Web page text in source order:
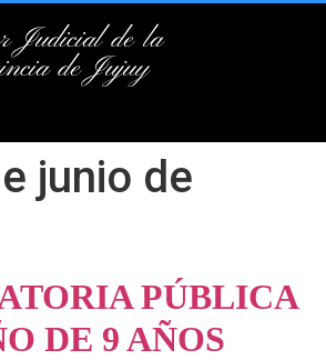
Judicial de la
de Jujuy
junio de
PÚBLICA
DE 9 AÑOS